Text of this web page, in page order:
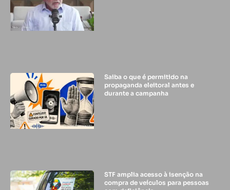
Saiba o que é permitido na
propaganda eleitoral antes e
durante a campanha
STF amplia acesso à isenção na
compra de veículos para pessoas